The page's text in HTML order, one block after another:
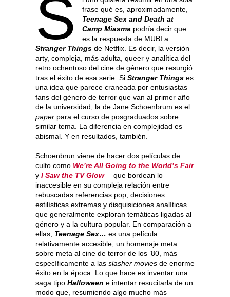
S
frase qué es, aproximadamente,
Teenage Sex and Death at
Camp Miasma podría decir que
es la respuesta de MUBI a
Stranger Things de Netflix. Es decir, la versión
arty, compleja, más adulta, queer y analítica del
retro ochentoso del cine de género que resurgió
tras el éxito de esa serie. Si Stranger Things es
una idea que parece craneada por entusiastas
fans del género de terror que van al primer año
de la universidad, la de Jane Schoenbrum es el
paper para el curso de posgraduados sobre
similar tema. La diferencia en complejidad es
abismal. Y en resultados, también.
Schoenbrun viene de hacer dos películas de
culto como We’re All Going to the World’s Fair
y I Saw the TV Glow— que bordean lo
inaccesible en su compleja relación entre
rebuscadas referencias pop, decisiones
estilísticas extremas y disquisiciones analíticas
que generalmente exploran temáticas ligadas al
género y a la cultura popular. En comparación a
ellas, Teenage Sex… es una película
relativamente accesible, un homenaje meta
sobre meta al cine de terror de los ’80, más
específicamente a las slasher movies de enorme
éxito en la época. Lo que hace es inventar una
saga tipo Halloween e intentar resucitarla de un
modo que, resumiendo algo mucho más